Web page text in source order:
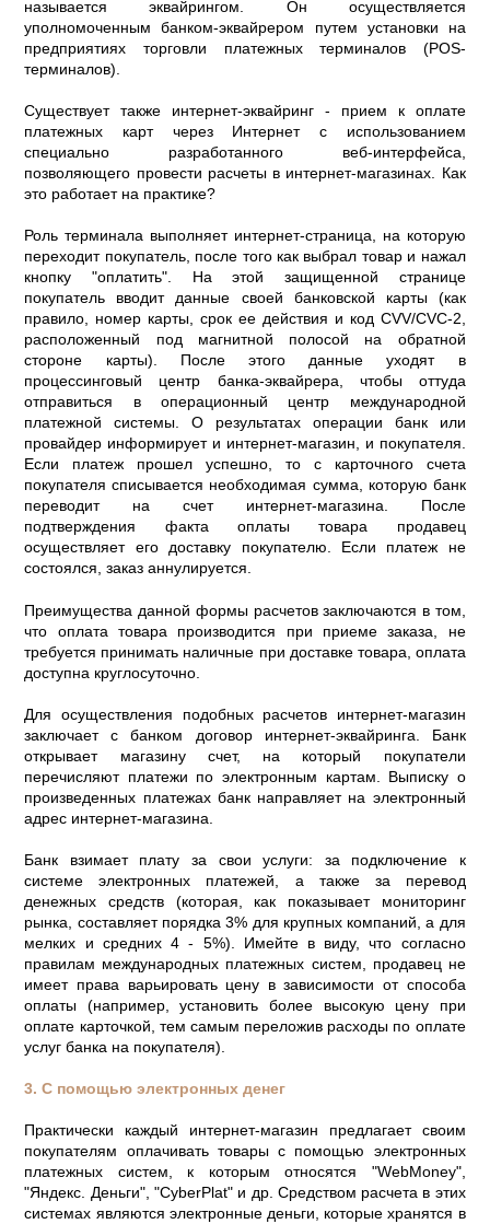
называется эквайрингом. Он осуществляется
уполномоченным банком-эквайрером путем установки на
предприятиях торговли платежных терминалов (POS-
терминалов).
Существует также интернет-эквайринг - прием к оплате
платежных карт через Интернет с использованием
специально разработанного веб-интерфейса,
позволяющего провести расчеты в интернет-магазинах. Как
это работает на практике?
Роль терминала выполняет интернет-страница, на которую
переходит покупатель, после того как выбрал товар и нажал
кнопку "оплатить". На этой защищенной странице
покупатель вводит данные своей банковской карты (как
правило, номер карты, срок ее действия и код CVV/CVC-2,
расположенный под магнитной полосой на обратной
стороне карты). После этого данные уходят в
процессинговый центр банка-эквайрера, чтобы оттуда
отправиться в операционный центр международной
платежной системы. О результатах операции банк или
провайдер информирует и интернет-магазин, и покупателя.
Если платеж прошел успешно, то с карточного счета
покупателя списывается необходимая сумма, которую банк
переводит на счет интернет-магазина. После
подтверждения факта оплаты товара продавец
осуществляет его доставку покупателю. Если платеж не
состоялся, заказ аннулируется.
Преимущества данной формы расчетов заключаются в том,
что оплата товара производится при приеме заказа, не
требуется принимать наличные при доставке товара, оплата
доступна круглосуточно.
Для осуществления подобных расчетов интернет-магазин
заключает с банком договор интернет-эквайринга. Банк
открывает магазину счет, на который покупатели
перечисляют платежи по электронным картам. Выписку о
произведенных платежах банк направляет на электронный
адрес интернет-магазина.
Банк взимает плату за свои услуги: за подключение к
системе электронных платежей, а также за перевод
денежных средств (которая, как показывает мониторинг
рынка, составляет порядка 3% для крупных компаний, а для
мелких и средних 4 - 5%). Имейте в виду, что согласно
правилам международных платежных систем, продавец не
имеет права варьировать цену в зависимости от способа
оплаты (например, установить более высокую цену при
оплате карточкой, тем самым переложив расходы по оплате
услуг банка на покупателя).
3. С помощью электронных денег
Практически каждый интернет-магазин предлагает своим
покупателям оплачивать товары с помощью электронных
платежных систем, к которым относятся "WebMoney",
"Яндекс. Деньги", "CyberPlat" и др. Средством расчета в этих
системах являются электронные деньги, которые хранятся в